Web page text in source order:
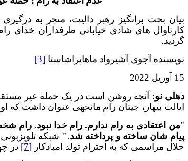
بیان بحث برانگیز رهبر دالیت، منجر به
کارناوال های شادی خیابانی طرفداران خدای
گردید.
نویسنده آجوی آشیرواد ماهاپراشاستا [3]
15 آوریل 2022
دهلی نو: آنچه روشن است در یک حمله غیر
ایالت بیهار، جیتان رام مانجهی عنوان داشت که
"من اعتقادی به رام ندارم. رام خدا نبود.
پیام شان ساخته و پرداخته شد." شبکه
خلال مراسمی که به احترام تولد امبادکار [7]
در